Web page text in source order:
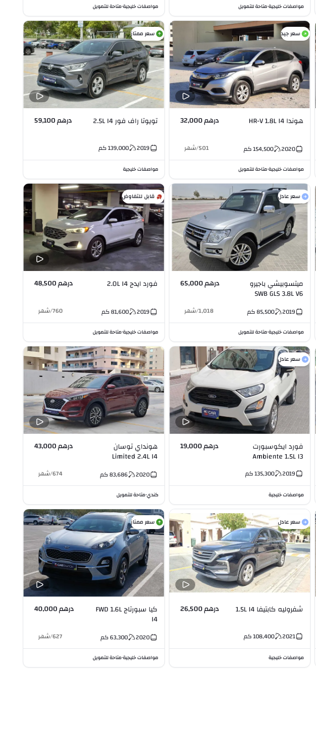
مواصفات خليجية•متاحة للتمويل مواصفات خليجية•متاحة للتمويل
سعر جيد
هوندا HR-V 1.8L I4 درهم 32,000
2020
154,500كم 501
/شهر
مواصفات خليجية•متاحة للتمويل
سعر ممتاز
تويوتا راف فور 2.5L I4 درهم 59,100
2019
139,000كم
مواصفات خليجية
سعر عادل
ميتسوبيشي باجيرو
SWB GLS 3.8L V6
درهم 65,000
2019
85,500كم 1,018
/شهر
مواصفات خليجية•متاحة للتمويل
قابل للتفاوض
فورد ايدج 2.0L I4 درهم 48,500
2019
81,600كم 760
/شهر
مواصفات خليجية•متاحة للتمويل
سعر عادل
فورد ايكوسبورت
Ambiente 1.5L I3
درهم 19,000
2019
135,300كم
مواصفات خليجية
هونداي توسان
Limited 2.4L I4
درهم 43,000
2020
83,686كم 674
/شهر
كندي•متاحة للتمويل
سعر عادل
شفروليه كابتيفا 1.5L I4 درهم 26,500
2021
108,400كم
مواصفات خليجية
سعر ممتاز
كيا سبورتاج FWD 1.6L
I4
درهم 40,000
2020
63,300كم 627
/شهر
مواصفات خليجية•متاحة للتمويل